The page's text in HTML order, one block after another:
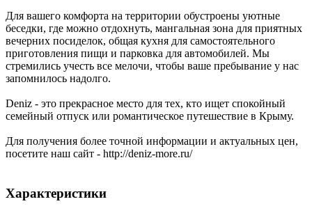
Для вашего комфорта на территории обустроены уютные
беседки, где можно отдохнуть, мангальная зона для приятных
вечерних посиделок, общая кухня для самостоятельного
приготовления пищи и парковка для автомобилей. Мы
стремились учесть все мелочи, чтобы ваше пребывание у нас
запомнилось надолго.
Deniz - это прекрасное место для тех, кто ищет спокойный
семейный отпуск или романтическое путешествие в Крыму.
Для получения более точной информации и актуальных цен,
посетите наш сайт - http://deniz-more.ru/
Характеристики